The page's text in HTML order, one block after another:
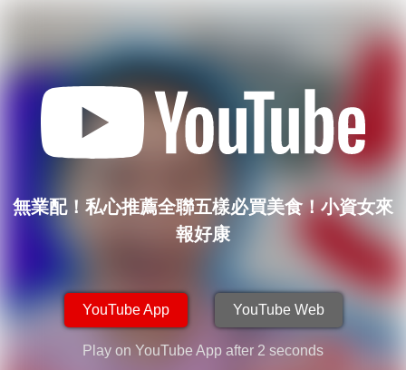
無業配！私心推薦全聯五樣必買美食！小資女
來報好康
YouTube App YouTube Web
PicSee © 2026 | hot |Go 416b1d6